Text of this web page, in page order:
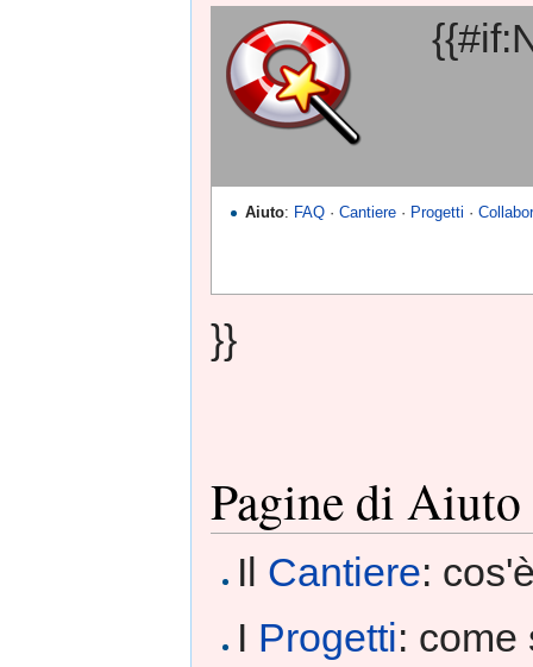
Aiuto: FAQ· Cantiere· Progetti ·
}}
Pagine di Aiuto
Il Cantiere:
I Progetti: come